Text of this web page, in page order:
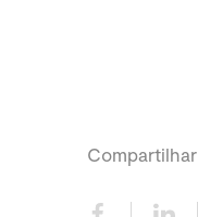
Compartilhar